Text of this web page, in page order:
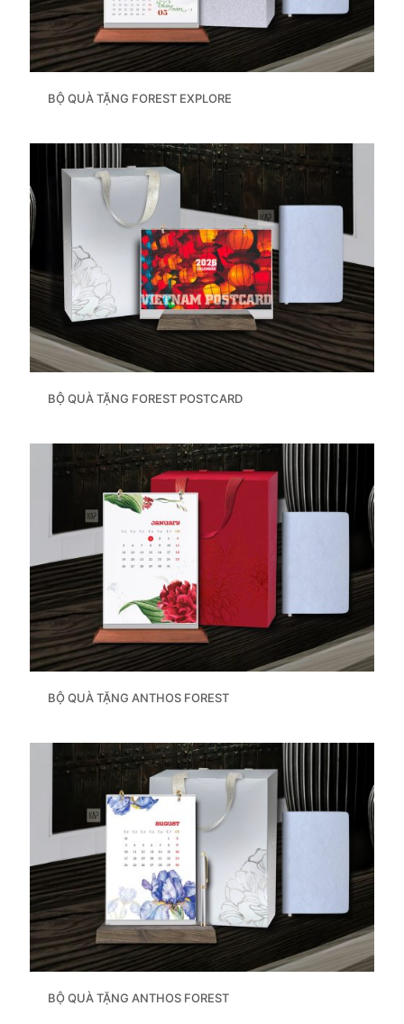
BỘ QUÀ TẶNG FOREST EXPLORE
BỘ QUÀ TẶNG FOREST POSTCARD
BỘ QUÀ TẶNG ANTHOS FOREST
BỘ QUÀ TẶNG ANTHOS FOREST